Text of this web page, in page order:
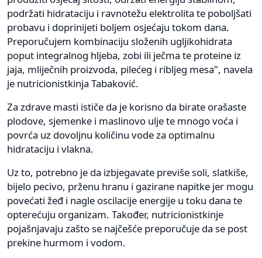
podržati hidrataciju i ravnotežu elektrolita te poboljšati
probavu i doprinijeti boljem osjećaju tokom dana.
Preporučujem kombinaciju složenih ugljikohidrata
poput integralnog hljeba, zobi ili ječma te proteine iz
jaja, mliječnih proizvoda, pilećeg i ribljeg mesa", navela
je nutricionistkinja Tabaković.
Za zdrave masti ističe da je korisno da birate orašaste
plodove, sjemenke i maslinovo ulje te mnogo voća i
povrća uz dovoljnu količinu vode za optimalnu
hidrataciju i vlakna.
Uz to, potrebno je da izbjegavate previše soli, slatkiše,
bijelo pecivo, prženu hranu i gazirane napitke jer mogu
povećati žeđ i nagle oscilacije energije u toku dana te
opterećuju organizam. Također, nutricionistkinje
pojašnjavaju zašto se najčešće preporučuje da se post
prekine hurmom i vodom.